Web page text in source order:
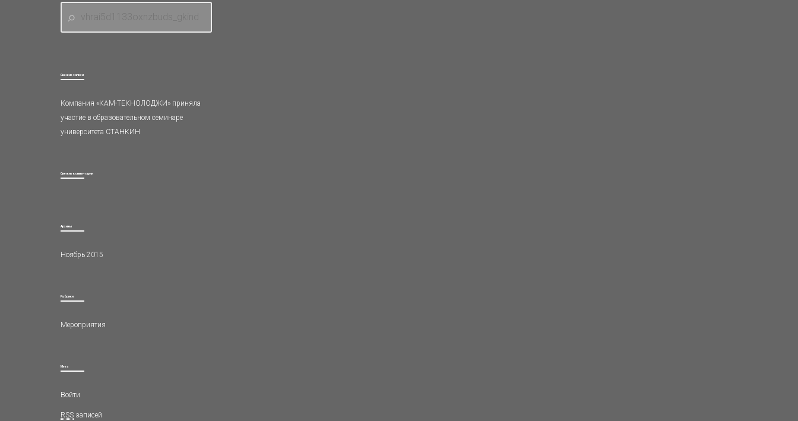
Свежие записи
Компания «КАМ-ТЕКНОЛОДЖИ» приняла
участие в образовательном семинаре
университета СТАНКИН
Свежие комментарии
Архивы
Ноябрь 2015
Рубрики
Мероприятия
Мета
Войти
RSS записей